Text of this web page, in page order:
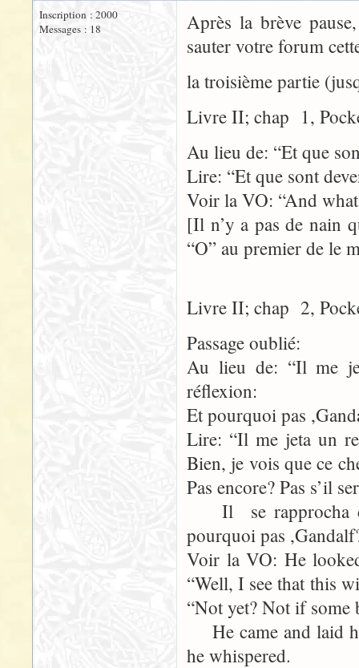
Inscription : 2000
Messages : 18
Après la brève
sauter votre forum
la troisième partie
Livre II; chap 1,
Au lieu de: “Et que
Lire: “Et que sont
Voir la VO: “And
[Il n’y a pas de nain
“O” au premier de le
Livre II; chap 2,
Passage oublié:
Au lieu de: “Il me
réflexion:
Et pourquoi pas
Lire: “Il me jeta un
Bien, je vois que ce
Pas encore? Pas s’il
Il se rapprocha
pourquoi pas
Voir la VO: He
“Well, I see that this
“Not yet? Not if some
He came and laid
he whispered.